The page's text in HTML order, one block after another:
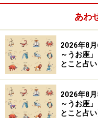
【イラスト】
岩本 あかり（Akari
※記事内容は執筆時点のも
い。
【編集部おすすめの購入サ
Amazonで占い
あわ
2026年8
～うお座
とこと占い
2026年8
～うお座
とこと占い